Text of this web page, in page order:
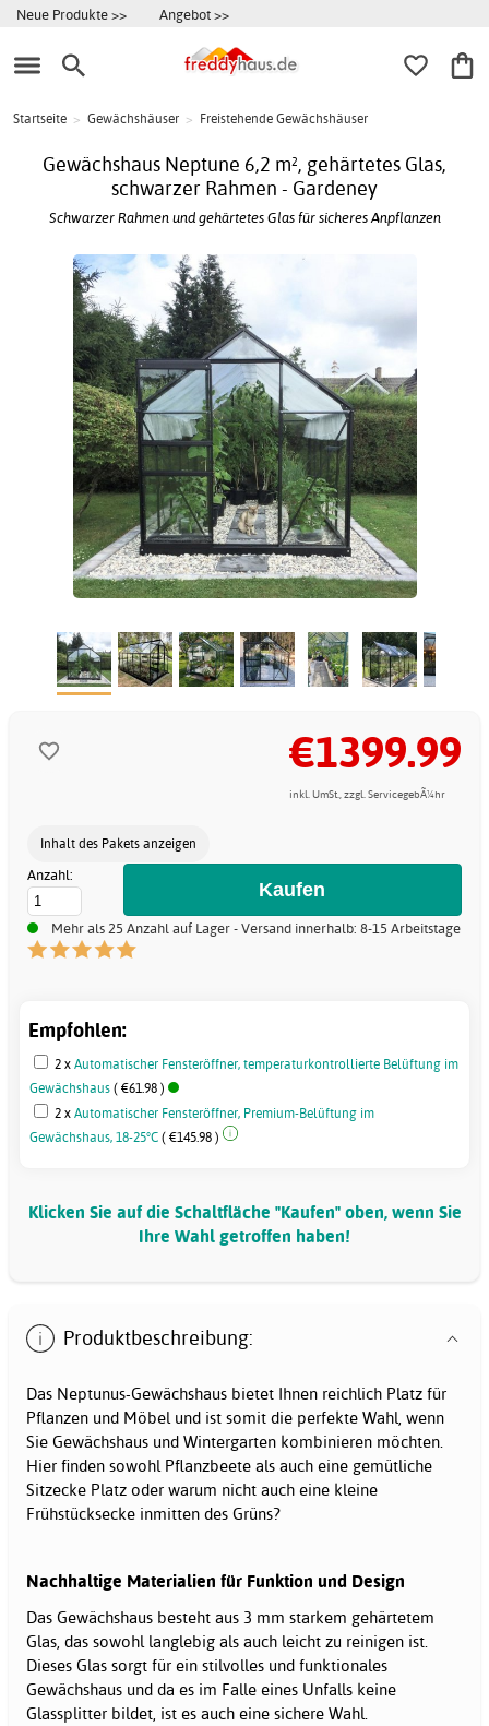
Neue Produkte >> Angebot >>
Startseite > Gewächshäuser > Freistehende Gewächshäuser
Gewächshaus Neptune 6,2 m², gehärtetes Glas,
schwarzer Rahmen - Gardeney
Schwarzer Rahmen und gehärtetes Glas für sicheres Anpflanzen
€1399.99
inkl. UmSt., zzgl. ServicegebÃ¼hr
Inhalt des Pakets anzeigen
Anzahl:
Mehr als 25 Anzahl auf Lager - Versand innerhalb: 8-15 Arbeitstage
Empfohlen:
2 x Automatischer Fensteröffner, temperaturkontrollierte Belüftung im
Gewächshaus ( €61.98 )
2 x Automatischer Fensteröffner, Premium-Belüftung im
Gewächshaus, 18-25°C ( €145.98 )
Klicken Sie auf die Schaltfläche "Kaufen" oben, wenn Sie
Ihre Wahl getroffen haben!
Produktbeschreibung:
Das Neptunus-Gewächshaus bietet Ihnen reichlich Platz für
Pflanzen und Möbel und ist somit die perfekte Wahl, wenn
Sie Gewächshaus und Wintergarten kombinieren möchten.
Hier finden sowohl Pflanzbeete als auch eine gemütliche
Sitzecke Platz oder warum nicht auch eine kleine
Frühstücksecke inmitten des Grüns?
Nachhaltige Materialien für Funktion und Design
Das Gewächshaus besteht aus 3 mm starkem gehärtetem
Glas, das sowohl langlebig als auch leicht zu reinigen ist.
Dieses Glas sorgt für ein stilvolles und funktionales
Gewächshaus und da es im Falle eines Unfalls keine
Glassplitter bildet, ist es auch eine sichere Wahl.